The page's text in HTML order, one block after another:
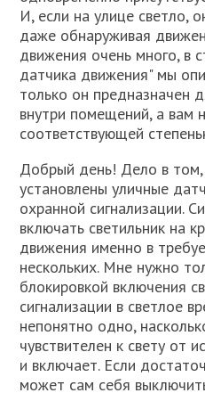
И, если на улице светло,
даже обнаруживая
движения очень много, в
датчика движения" мы
только он предназначен
внутри помещений, а вам
соответствующей
Добрый день! Дело в
установлены уличные
охранной сигнализации.
включать светильник на
движения именно в
нескольких. Мне нужно
блокировкой включения
сигнализации в светлое
непонятно одно,
чувствителен к свету от
и включает. Если
может сам себя